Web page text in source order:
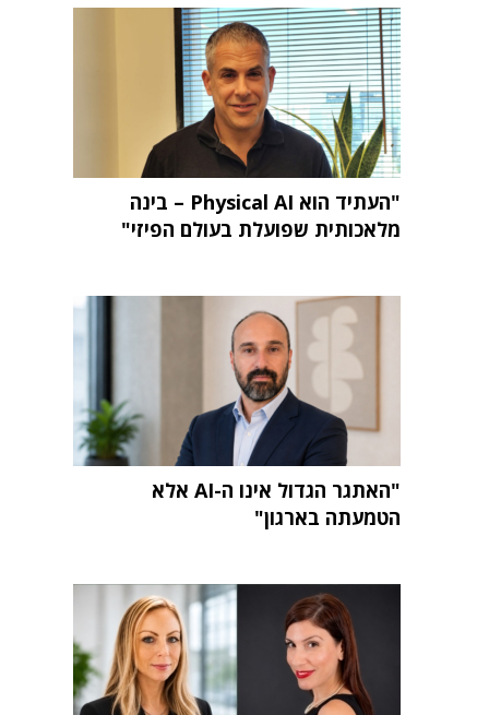
"העתיד הוא Physical AI – בינה
מלאכותית שפועלת בעולם הפיזי"
"האתגר הגדול אינו ה-AI אלא
הטמעתה בארגון"